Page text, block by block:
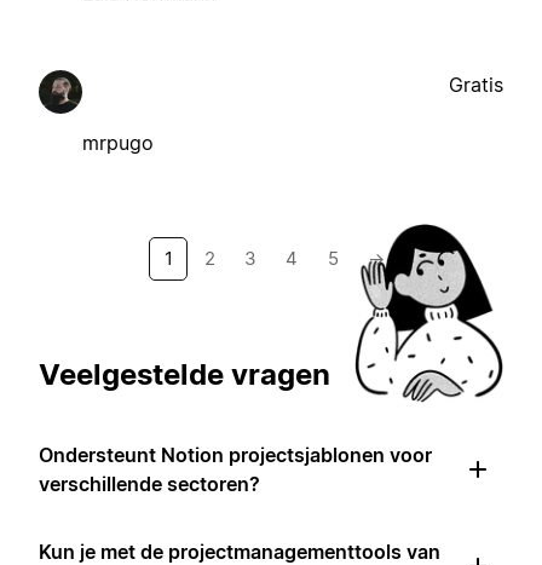
mrpugo
Gratis
1 2 3 4 5 →
Veelgestelde vragen
Ondersteunt Notion projectsjablonen voor
verschillende sectoren?
Kun je met de projectmanagementtools van